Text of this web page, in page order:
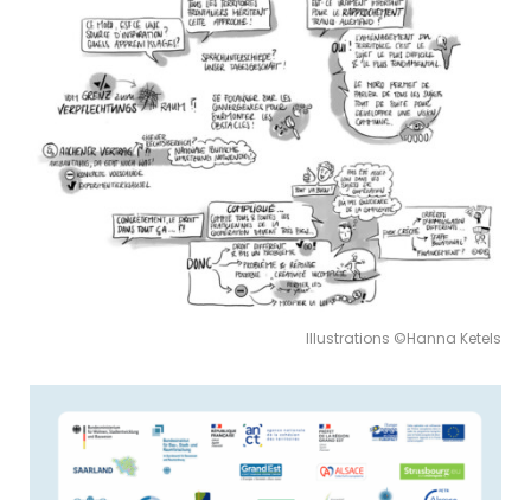
Illustrations ©Hanna Ketels